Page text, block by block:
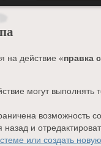
на действие «правка
могут выполнять
возможность
назад и
или создать